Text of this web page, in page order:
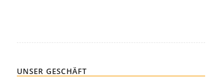
UNSER GESCHÄFT